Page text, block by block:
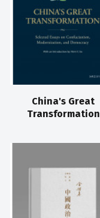
China's Great
Transformation